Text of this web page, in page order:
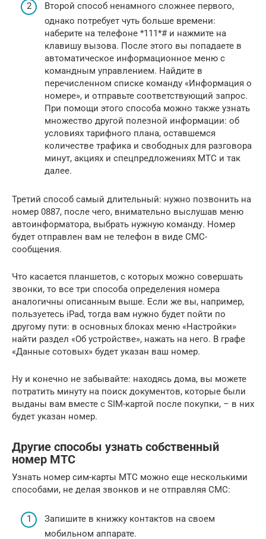
Второй способ ненамного сложнее первого,
однако потребует чуть больше времени:
наберите на телефоне *111*# и нажмите на
клавишу вызова. После этого вы попадаете в
автоматическое информационное меню с
командным управлением. Найдите в
перечисленном списке команду «Информация о
номере», и отправьте соответствующий запрос.
При помощи этого способа можно также узнать
множество другой полезной информации: об
условиях тарифного плана, оставшемся
количестве трафика и свободных для разговора
минут, акциях и спецпредложениях МТС и так
далее.
Третий способ самый длительный: нужно позвонить на
номер 0887, после чего, внимательно выслушав меню
автоинформатора, выбрать нужную команду. Номер
будет отправлен вам не телефон в виде СМС-
сообщения.
Что касается планшетов, с которых можно совершать
звонки, то все три способа определения номера
аналогичны описанным выше. Если же вы, например,
пользуетесь iPad, тогда вам нужно будет пойти по
другому пути: в основных блоках меню «Настройки»
найти раздел «Об устройстве», нажать на него. В графе
«Данные сотовых» будет указан ваш номер.
Ну и конечно не забывайте: находясь дома, вы можете
потратить минуту на поиск документов, которые были
выданы вам вместе с SIM-картой после покупки, – в них
будет указан номер.
Другие способы узнать собственный
номер МТС
Узнать номер сим-карты МТС можно еще несколькими
способами, не делая звонков и не отправляя СМС:
Запишите в книжку контактов на своем
мобильном аппарате.